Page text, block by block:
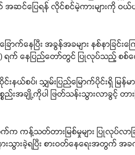
အဆင်ပြေရန် လိုင်စင်မဲ့ကားများကို ဝယ်
က်နေပြီး အခွန်အခများ နစ်နာခြင်း
က် နေပြည်တော်တွင် ပြုလုပ်သည့် စစ်က
င်းနယ်စပ်၊ သျှမ်းပြည်မြောက်ပိုင်းရှိ
းအချို့ကိုပါ ဖြတ်သန်းသွားလာခွင့် တား
ကန့်သတ်တားမြစ်မှုများ ပြုလုပ်လာခြ
သွားခဲ့ရပြီး စားဝတ်နေရေးအတွက် အခ